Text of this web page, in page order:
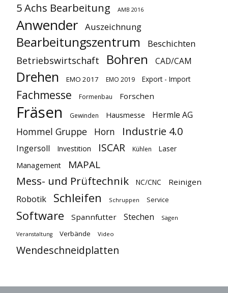
5 Achs Bearbeitung AMB 2016
Anwender Auszeichnung
Bearbeitungszentrum Beschichten
Betriebswirtschaft Bohren CAD/CAM
Drehen EMO 2017 EMO 2019 Export - Import
Fachmesse Formenbau Forschen
Fräsen Gewinden Hausmesse Hermle AG
Hommel Gruppe Horn Industrie 4.0
Ingersoll Investition ISCAR Kühlen
Laser
Management
MAPAL
Mess- und Prüftechnik NC/CNC Reinigen
Robotik Schleifen Schruppen Service
Software Spannfutter Stechen Sägen
Veranstaltung Verbände Video
Wendeschneidplatten